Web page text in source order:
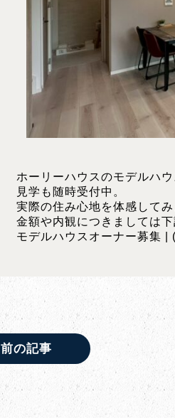
ホーリーハウスのモデルハ
見学も随時受付中。
実際の住み心地を体感してみ
金額や内観につきましては
モデルハウスオーナー募集 |
前の記事